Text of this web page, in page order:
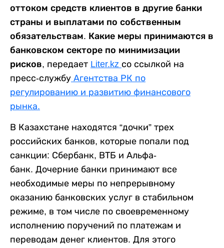
оттоком средств клиентов в другие банки
страны и выплатами по собственным
обязательствам. Какие меры принимаются в
банковском секторе по минимизации
рисков, передает Liter.kz со ссылкой на
пресс-службу Агентства РК по
регулированию и развитию финансового
рынка.
В Казахстане находятся “дочки” трех
российских банков, которые попали под
санкции: Сбербанк, ВТБ и Альфа-
банк. Дочерние банки принимают все
необходимые меры по непрерывному
оказанию банковских услуг в стабильном
режиме, в том числе по своевременному
исполнению поручений по платежам и
переводам денег клиентов. Для этого